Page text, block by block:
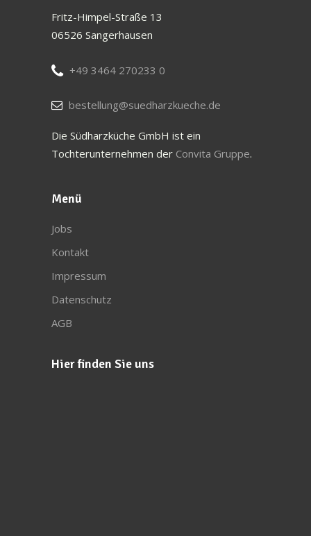
Fritz-Himpel-Straße 13
06526 Sangerhausen
+49 3464 270233 0
bestellung@suedharzkueche.de
Die Südharzküche GmbH ist ein
Tochterunternehmen der Convita Gruppe.
Menü
Jobs
Kontakt
Impressum
Datenschutz
AGB
Hier finden Sie uns